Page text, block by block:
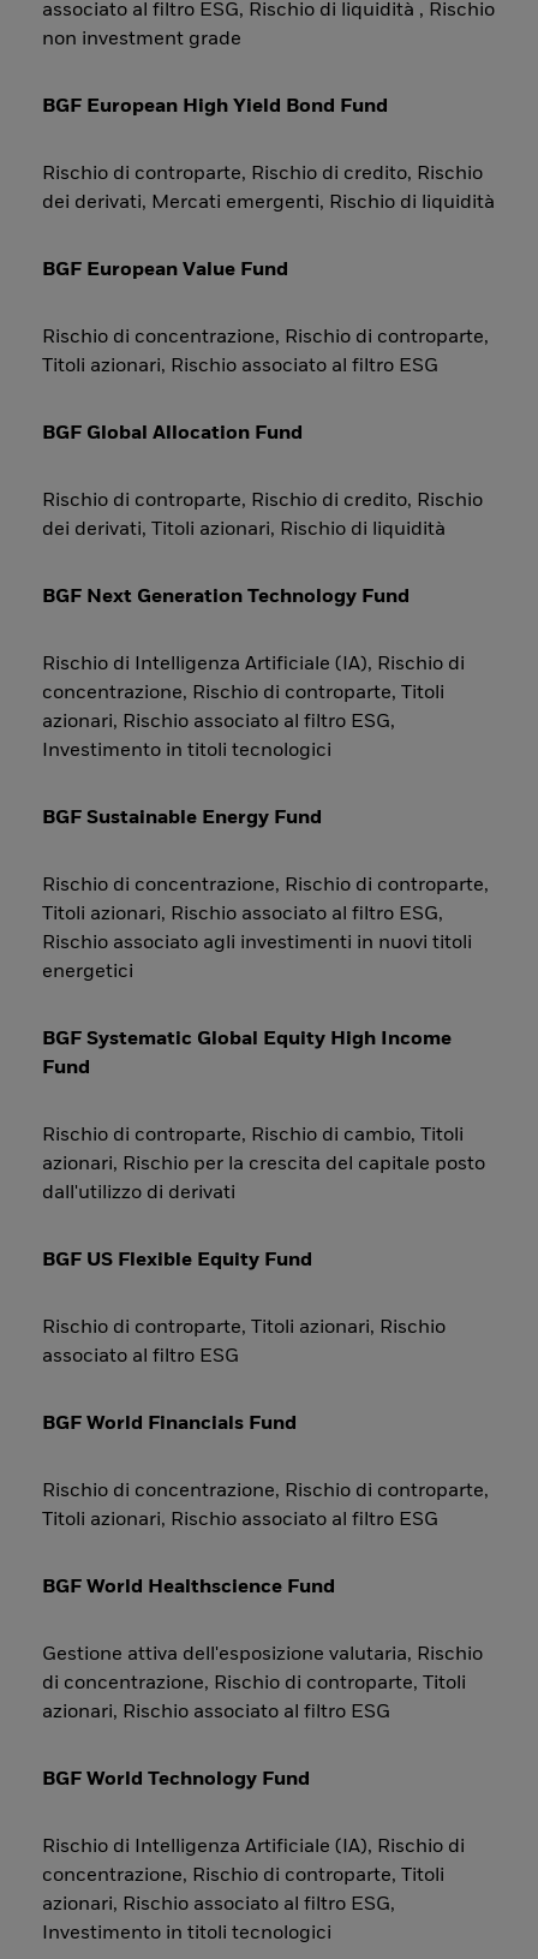
associato al filtro ESG, Rischio di liquidità , Rischio
non investment grade
BGF European High Yield Bond Fund
Rischio di controparte, Rischio di credito, Rischio
dei derivati, Mercati emergenti, Rischio di liquidità
BGF European Value Fund
Rischio di concentrazione, Rischio di controparte,
Titoli azionari, Rischio associato al filtro ESG
BGF Global Allocation Fund
Rischio di controparte, Rischio di credito, Rischio
dei derivati, Titoli azionari, Rischio di liquidità
BGF Next Generation Technology Fund
Rischio di Intelligenza Artificiale (IA), Rischio di
concentrazione, Rischio di controparte, Titoli
azionari, Rischio associato al filtro ESG,
Investimento in titoli tecnologici
BGF Sustainable Energy Fund
Rischio di concentrazione, Rischio di controparte,
Titoli azionari, Rischio associato al filtro ESG,
Rischio associato agli investimenti in nuovi titoli
energetici
BGF Systematic Global Equity High Income
Fund
Rischio di controparte, Rischio di cambio, Titoli
azionari, Rischio per la crescita del capitale posto
dall'utilizzo di derivati
BGF US Flexible Equity Fund
Rischio di controparte, Titoli azionari, Rischio
associato al filtro ESG
BGF World Financials Fund
Rischio di concentrazione, Rischio di controparte,
Titoli azionari, Rischio associato al filtro ESG
BGF World Healthscience Fund
Gestione attiva dell'esposizione valutaria, Rischio
di concentrazione, Rischio di controparte, Titoli
azionari, Rischio associato al filtro ESG
BGF World Technology Fund
Rischio di Intelligenza Artificiale (IA), Rischio di
concentrazione, Rischio di controparte, Titoli
azionari, Rischio associato al filtro ESG,
Investimento in titoli tecnologici